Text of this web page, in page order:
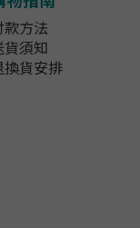
款方法
貨須知
換貨安排